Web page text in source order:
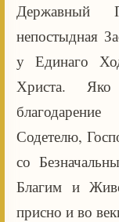
Державный
непостыдная
у Единаго
Христа.
Содетелю,
со
Благим и
присно и во